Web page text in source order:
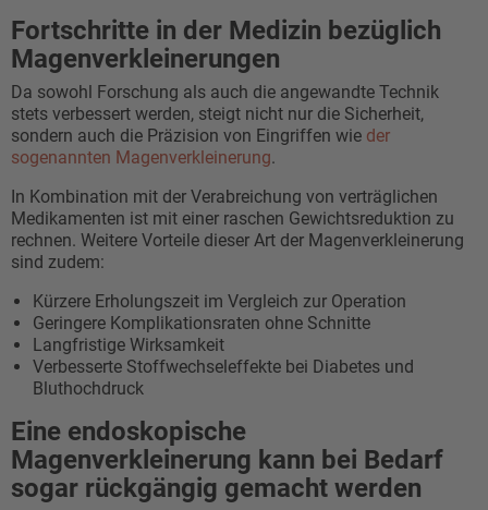
Fortschritte in der Medizin bezüglich
Magenverkleinerungen
Da sowohl Forschung als auch die angewandte Technik
stets verbessert werden, steigt nicht nur die Sicherheit,
sondern auch die Präzision von Eingriffen wie der
sogenannten Magenverkleinerung.
In Kombination mit der Verabreichung von verträglichen
Medikamenten ist mit einer raschen Gewichtsreduktion zu
rechnen. Weitere Vorteile dieser Art der Magenverkleinerung
sind zudem:
Kürzere Erholungszeit im Vergleich zur Operation
Geringere Komplikationsraten ohne Schnitte
Langfristige Wirksamkeit
Verbesserte Stoffwechseleffekte bei Diabetes und
Bluthochdruck
Eine endoskopische
Magenverkleinerung kann bei Bedarf
sogar rückgängig gemacht werden